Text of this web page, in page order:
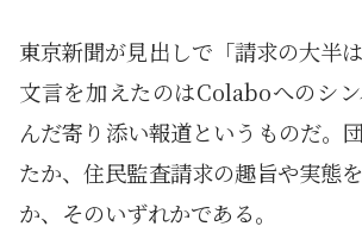
東京新聞が見出しで「請求の大半
文言を加えたのはColaboへのシ
んだ寄り添い報道というものだ。
たか、住民監査請求の趣旨や実態
か、そのいずれかである。